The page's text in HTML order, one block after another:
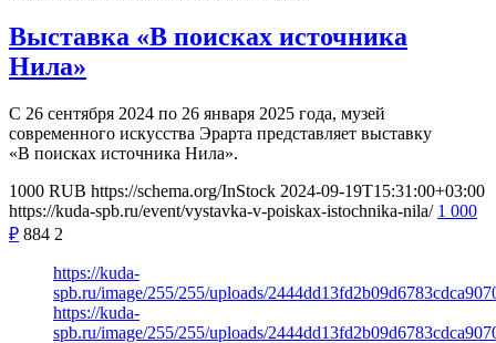
Выставка «В поисках источника
Нила»
С 26 сентября 2024 по 26 января 2025 года, музей
современного искусства Эрарта представляет выставку
«В поисках источника Нила».
1000 RUB https://schema.org/InStock 2024-09-19T15:31:00+03:00
https://kuda-spb.ru/event/vystavka-v-poiskax-istochnika-nila/ 1 000
₽ 884 2
https://kuda-
spb.ru/image/255/255/uploads/
https://kuda-
spb.ru/image/255/255/uploads/